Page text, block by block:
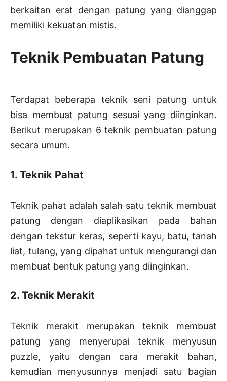
berkaitan erat dengan patung yang dianggap
memiliki kekuatan mistis.
Teknik Pembuatan Patung
Terdapat beberapa teknik seni patung untuk
bisa membuat patung sesuai yang diinginkan.
Berikut merupakan 6 teknik pembuatan patung
secara umum.
1. Teknik Pahat
Teknik pahat adalah salah satu teknik membuat
patung dengan diaplikasikan pada bahan
dengan tekstur keras, seperti kayu, batu, tanah
liat, tulang, yang dipahat untuk mengurangi dan
membuat bentuk patung yang diinginkan.
2. Teknik Merakit
Teknik merakit merupakan teknik membuat
patung yang menyerupai teknik menyusun
puzzle, yaitu dengan cara merakit bahan,
kemudian menyusunnya menjadi satu bagian